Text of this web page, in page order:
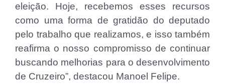
eleição. Hoje, recebemos esses recursos
como uma forma de gratidão do deputado
pelo trabalho que realizamos, e isso também
reafirma o nosso compromisso de continuar
buscando melhorias para o desenvolvimento
de Cruzeiro”, destacou Manoel Felipe.